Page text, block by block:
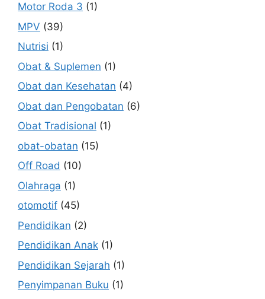
Motor Roda 3 (1)
MPV (39)
Nutrisi (1)
Obat & Suplemen (1)
Obat dan Kesehatan (4)
Obat dan Pengobatan (6)
Obat Tradisional (1)
obat-obatan (15)
Off Road (10)
Olahraga (1)
otomotif (45)
Pendidikan (2)
Pendidikan Anak (1)
Pendidikan Sejarah (1)
Penyimpanan Buku (1)